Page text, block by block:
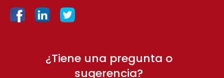
¿Tiene una pregunta o
sugerencia?